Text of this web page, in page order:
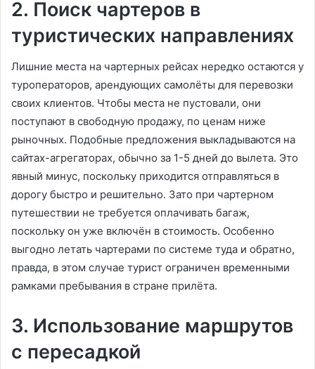
2. Поиск чартеров в
туристических направлениях
Лишние места на чартерных рейсах нередко остаются у
туроператоров, арендующих самолёты для перевозки
своих клиентов. Чтобы места не пустовали, они
поступают в свободную продажу, по ценам ниже
рыночных. Подобные предложения выкладываются на
сайтах-агрегаторах, обычно за 1-5 дней до вылета. Это
явный минус, поскольку приходится отправляться в
дорогу быстро и решительно. Зато при чартерном
путешествии не требуется оплачивать багаж,
поскольку он уже включён в стоимость. Особенно
выгодно летать чартерами по системе туда и обратно,
правда, в этом случае турист ограничен временными
рамками пребывания в стране прилёта.
3. Использование маршрутов
с пересадкой